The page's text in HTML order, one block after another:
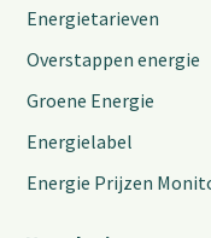
Energietarieven
Overstappen energie
Groene Energie
Energielabel
Energie Prijzen